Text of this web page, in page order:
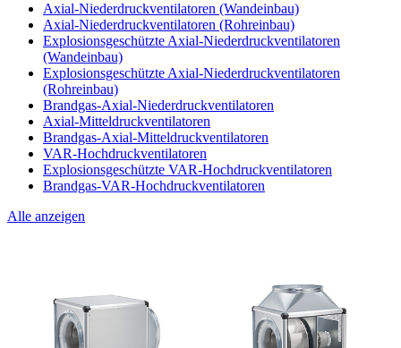
Axial-Niederdruckventilatoren (Wandeinbau)
Axial-Niederdruckventilatoren (Rohreinbau)
Explosionsgeschützte Axial-Niederdruckventilatoren
(Wandeinbau)
Explosionsgeschützte Axial-Niederdruckventilatoren
(Rohreinbau)
Brandgas-Axial-Niederdruckventilatoren
Axial-Mitteldruckventilatoren
Brandgas-Axial-Mitteldruckventilatoren
VAR-Hochdruckventilatoren
Explosionsgeschützte VAR-Hochdruckventilatoren
Brandgas-VAR-Hochdruckventilatoren
Alle anzeigen